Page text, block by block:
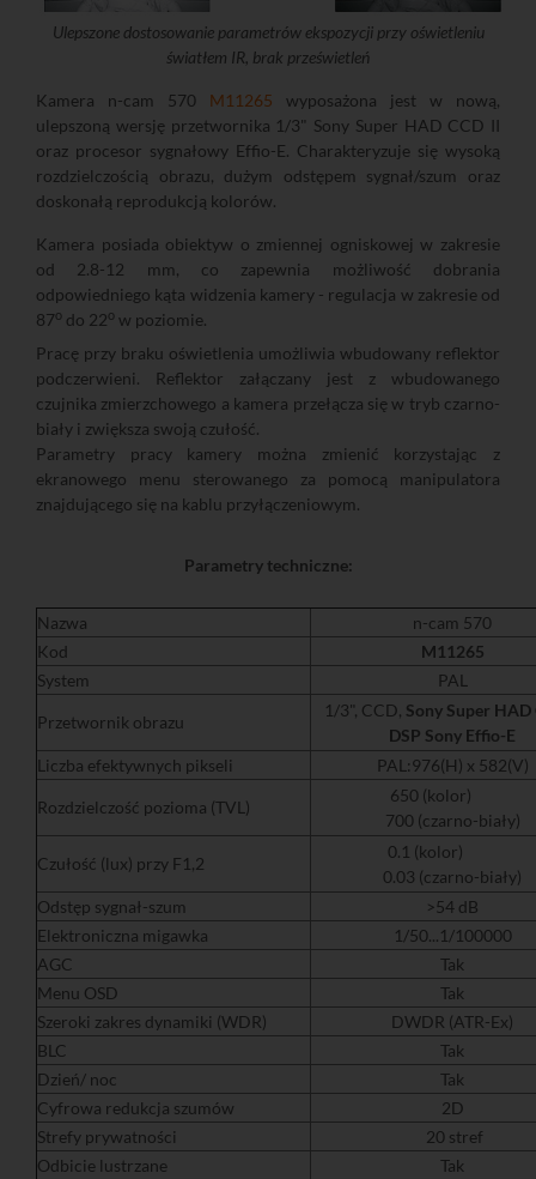
Ulepszone dostosowanie parametrów ekspozycji przy oświetleniu
światłem IR, brak prześwietleń
Kamera n-cam 570 M11265 wyposażona jest w nową,
ulepszoną wersję przetwornika 1/3" Sony Super HAD CCD II
oraz procesor sygnałowy Effio-E. Charakteryzuje się wysoką
rozdzielczością obrazu, dużym odstępem sygnał/szum oraz
doskonałą reprodukcją kolorów.
Kamera posiada obiektyw o zmiennej ogniskowej w zakresie
od 2.8-12 mm, co zapewnia możliwość dobrania
odpowiedniego kąta widzenia kamery - regulacja w zakresie od
87o do 22o w poziomie.
Pracę przy braku oświetlenia umożliwia wbudowany reflektor
podczerwieni. Reflektor załączany jest z wbudowanego
czujnika zmierzchowego a kamera przełącza się w tryb czarno-
biały i zwiększa swoją czułość.
Parametry pracy kamery można zmienić korzystając z
ekranowego menu sterowanego za pomocą manipulatora
znajdującego się na kablu przyłączeniowym.
Parametry techniczne:
Nazwa
n-cam 570
Kod
M11265
System
PAL
Przetwornik obrazu
1/3", CCD, Sony Super HAD
DSP Sony Effio-E
Liczba efektywnych pikseli
PAL:976(H) x 582(V)
Rozdzielczość pozioma (TVL)
650 (kolor)
700 (czarno-biały)
Czułość (lux) przy F1,2
0.1 (kolor)
0.03 (czarno-biały)
Odstęp sygnał-szum
>54 dB
Elektroniczna migawka
1/50...1/100000
AGC
Tak
Menu OSD
Tak
Szeroki zakres dynamiki (WDR)
DWDR (ATR-Ex)
BLC
Tak
Dzień/ noc
Tak
Cyfrowa redukcja szumów
2D
Strefy prywatności
20 stref
Odbicie lustrzane
Tak